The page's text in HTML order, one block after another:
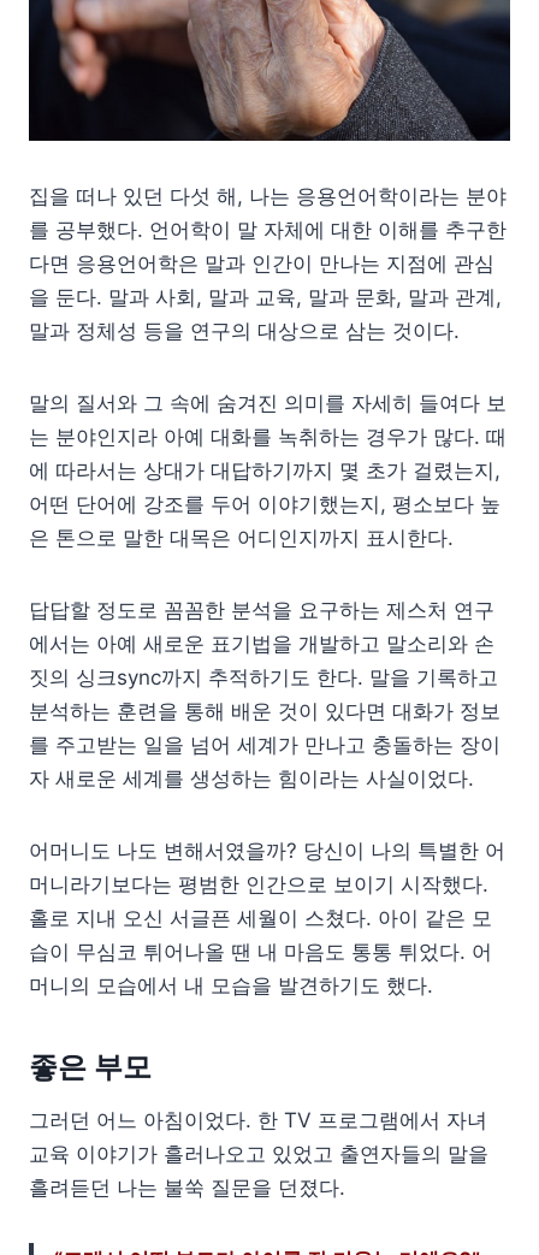
집을 떠나 있던 다섯 해, 나는 응용언어학이라는 분야
를 공부했다. 언어학이 말 자체에 대한 이해를 추구한
다면 응용언어학은 말과 인간이 만나는 지점에 관심
을 둔다. 말과 사회, 말과 교육, 말과 문화, 말과 관계,
말과 정체성 등을 연구의 대상으로 삼는 것이다.
말의 질서와 그 속에 숨겨진 의미를 자세히 들여다 보
는 분야인지라 아예 대화를 녹취하는 경우가 많다. 때
에 따라서는 상대가 대답하기까지 몇 초가 걸렸는지,
어떤 단어에 강조를 두어 이야기했는지, 평소보다 높
은 톤으로 말한 대목은 어디인지까지 표시한다.
답답할 정도로 꼼꼼한 분석을 요구하는 제스처 연구
에서는 아예 새로운 표기법을 개발하고 말소리와 손
짓의 싱크sync까지 추적하기도 한다. 말을 기록하고
분석하는 훈련을 통해 배운 것이 있다면 대화가 정보
를 주고받는 일을 넘어 세계가 만나고 충돌하는 장이
자 새로운 세계를 생성하는 힘이라는 사실이었다.
어머니도 나도 변해서였을까? 당신이 나의 특별한 어
머니라기보다는 평범한 인간으로 보이기 시작했다.
홀로 지내 오신 서글픈 세월이 스쳤다. 아이 같은 모
습이 무심코 튀어나올 땐 내 마음도 통통 튀었다. 어
머니의 모습에서 내 모습을 발견하기도 했다.
좋은 부모
그러던 어느 아침이었다. 한 TV 프로그램에서 자녀
교육 이야기가 흘러나오고 있었고 출연자들의 말을
흘려듣던 나는 불쑥 질문을 던졌다.